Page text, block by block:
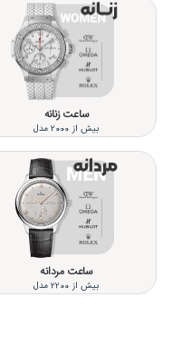
ساعت زنانه
بیش از 2000 مدل
ساعت مردانه
بیش از 2200 مدل